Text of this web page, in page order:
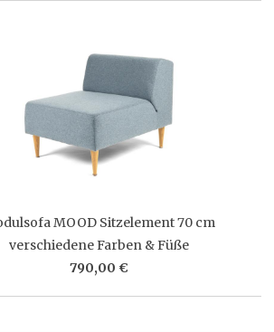
MOOD Sitzelement 70 cm
verschiedene Farben & Füße
790,00 €